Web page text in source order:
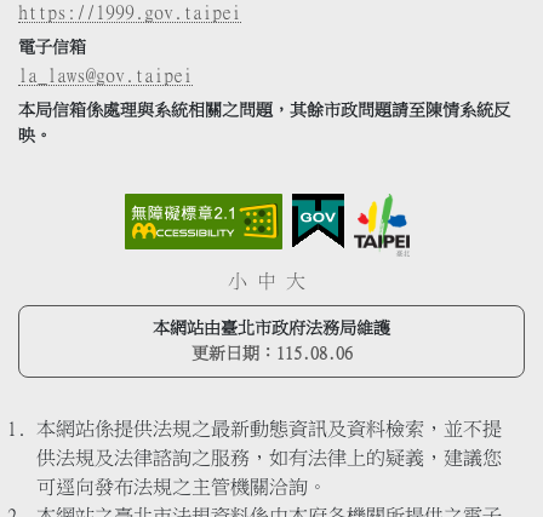
https://1999.gov.taipei
電子信箱
la_laws@gov.taipei
本局信箱係處理與系統相關之問題，其餘市政問題請至陳情系統反
映。
小 中 大
本網站由臺北市政府法務局維護
更新日期： 115.08.06
本網站係提供法規之最新動態資訊及資料檢索，並不提
供法規及法律諮詢之服務，如有法律上的疑義，建議您
可逕向發布法規之主管機關洽詢。